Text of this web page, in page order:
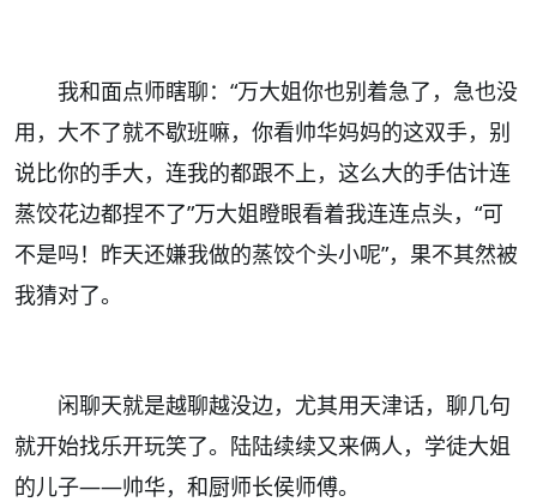
我和面点师瞎聊：“万大姐你也别着急了，急也没
用，大不了就不歇班嘛，你看帅华妈妈的这双手，别
说比你的手大，连我的都跟不上，这么大的手估计连
蒸饺花边都捏不了”万大姐瞪眼看着我连连点头，“可
不是吗！昨天还嫌我做的蒸饺个头小呢”，果不其然被
我猜对了。
闲聊天就是越聊越没边，尤其用天津话，聊几句
就开始找乐开玩笑了。陆陆续续又来俩人，学徒大姐
的儿子——帅华，和厨师长侯师傅。